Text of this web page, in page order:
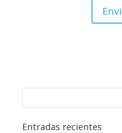
Entradas recientes